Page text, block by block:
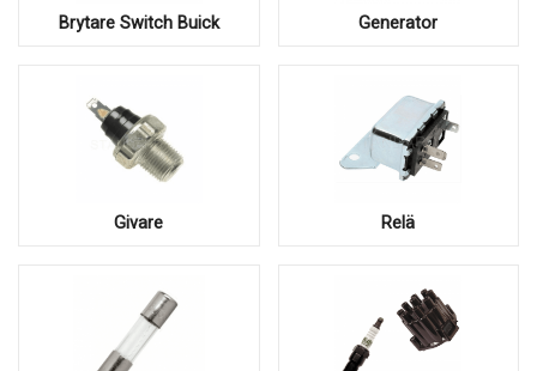
Brytare Switch Buick Generator
Givare Relä